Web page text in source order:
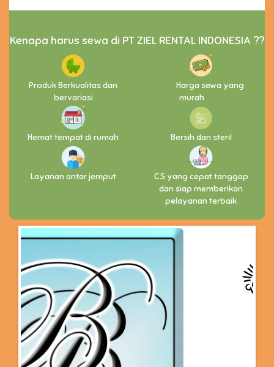
Kenapa harus sewa di PT ZIEL RENTAL INDONESIA ??
Produk Berkualitas dan
bervariasi
Harga sewa yang
murah
Hemat tempat di rumah Bersih dan steril
Layanan antar jemput
CS yang cepat tanggap
dan siap memberikan
pelayanan terbaik